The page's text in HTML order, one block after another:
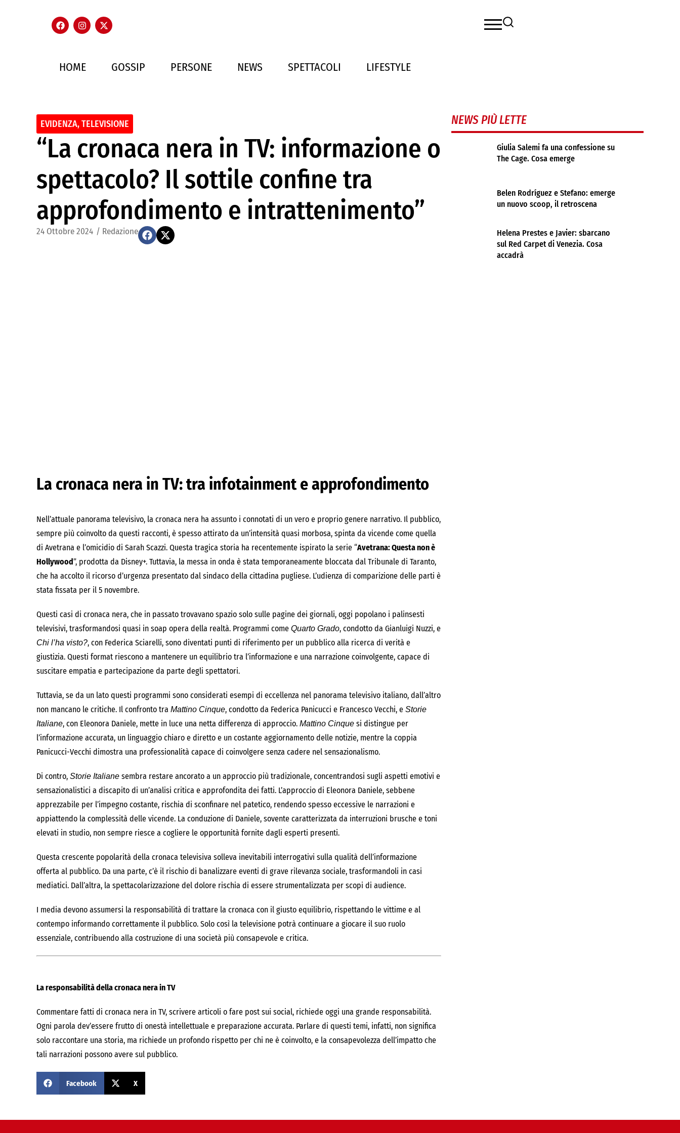
HOME GOSSIP PERSONE NEWS SPETTACOLI LIFESTYLE
EVIDENZA,TELEVISIONE
“La cronaca nera in TV: informazione o
spettacolo? Il sottile confine tra
approfondimento e intrattenimento”
24 Ottobre 2024 / Redazione
La cronaca nera in TV: tra infotainment e approfondimento
Nell’attuale panorama televisivo, la cronaca nera ha assunto i connotati di un vero e proprio genere narrativo. Il pubblico,
sempre più coinvolto da questi racconti, è spesso attirato da un’intensità quasi morbosa, spinta da vicende come quella
di Avetrana e l’omicidio di Sarah Scazzi. Questa tragica storia ha recentemente ispirato la serie “Avetrana: Questa non è
Hollywood”, prodotta da Disney+. Tuttavia, la messa in onda è stata temporaneamente bloccata dal Tribunale di Taranto,
che ha accolto il ricorso d’urgenza presentato dal sindaco della cittadina pugliese. L’udienza di comparizione delle parti è
stata fissata per il 5 novembre.
Questi casi di cronaca nera, che in passato trovavano spazio solo sulle pagine dei giornali, oggi popolano i palinsesti
televisivi, trasformandosi quasi in soap opera della realtà. Programmi come Quarto Grado, condotto da Gianluigi Nuzzi, e
Chi l’ha visto?, con Federica Sciarelli, sono diventati punti di riferimento per un pubblico alla ricerca di verità e
giustizia. Questi format riescono a mantenere un equilibrio tra l’informazione e una narrazione coinvolgente, capace di
suscitare empatia e partecipazione da parte degli spettatori.
Tuttavia, se da un lato questi programmi sono considerati esempi di eccellenza nel panorama televisivo italiano, dall’altro
non mancano le critiche. Il confronto tra Mattino Cinque, condotto da Federica Panicucci e Francesco Vecchi, e Storie
Italiane, con Eleonora Daniele, mette in luce una netta differenza di approccio. Mattino Cinque si distingue per
l’informazione accurata, un linguaggio chiaro e diretto e un costante aggiornamento delle notizie, mentre la coppia
Panicucci-Vecchi dimostra una professionalità capace di coinvolgere senza cadere nel sensazionalismo.
Di contro, Storie Italiane sembra restare ancorato a un approccio più tradizionale, concentrandosi sugli aspetti emotivi e
sensazionalistici a discapito di un’analisi critica e approfondita dei fatti. L’approccio di Eleonora Daniele, sebbene
apprezzabile per l’impegno costante, rischia di sconfinare nel patetico, rendendo spesso eccessive le narrazioni e
appiattendo la complessità delle vicende. La conduzione di Daniele, sovente caratterizzata da interruzioni brusche e toni
elevati in studio, non sempre riesce a cogliere le opportunità fornite dagli esperti presenti.
Questa crescente popolarità della cronaca televisiva solleva inevitabili interrogativi sulla qualità dell’informazione
offerta al pubblico. Da una parte, c’è il rischio di banalizzare eventi di grave rilevanza sociale, trasformandoli in casi
mediatici. Dall’altra, la spettacolarizzazione del dolore rischia di essere strumentalizzata per scopi di audience.
I media devono assumersi la responsabilità di trattare la cronaca con il giusto equilibrio, rispettando le vittime e al
contempo informando correttamente il pubblico. Solo così la televisione potrà continuare a giocare il suo ruolo
essenziale, contribuendo alla costruzione di una società più consapevole e critica.
La responsabilità della cronaca nera in TV
Commentare fatti di cronaca nera in TV, scrivere articoli o fare post sui social, richiede oggi una grande responsabilità.
Ogni parola dev’essere frutto di onestà intellettuale e preparazione accurata. Parlare di questi temi, infatti, non significa
solo raccontare una storia, ma richiede un profondo rispetto per chi ne è coinvolto, e la consapevolezza dell’impatto che
tali narrazioni possono avere sul pubblico.
Facebook X
NEWS PIÙ LETTE
Giulia Salemi fa una confessione su
The Cage. Cosa emerge
Belen Rodríguez e Stefano: emerge
un nuovo scoop, il retroscena
Helena Prestes e Javier: sbarcano
sul Red Carpet di Venezia. Cosa
accadrà